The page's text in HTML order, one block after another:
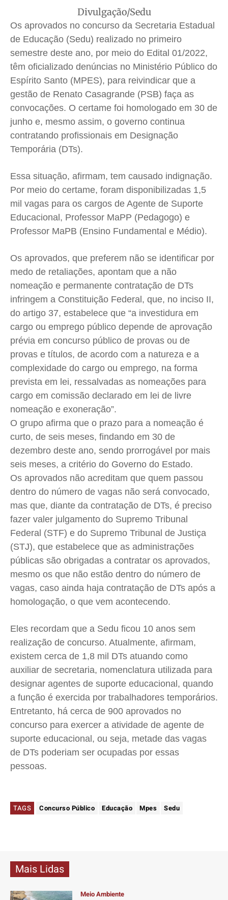
Contato
Anuncie
Privacidade
Contato
Anuncie
Privacidade
Contato
Anuncie
Privacidade
Contato
Anuncie
Privacidade
Divulgação/Sedu
Os aprovados no concurso da Secretaria Estadual
de Educação (Sedu) realizado no primeiro
semestre deste ano, por meio do Edital 01/2022,
têm oficializado denúncias no Ministério Público do
Espírito Santo (MPES), para reivindicar que a
gestão de Renato Casagrande (PSB) faça as
convocações. O certame foi homologado em 30 de
junho e, mesmo assim, o governo continua
contratando profissionais em Designação
Temporária (DTs).
Essa situação, afirmam, tem causado indignação.
Por meio do certame, foram disponibilizadas 1,5
mil vagas para os cargos de Agente de Suporte
Educacional, Professor MaPP (Pedagogo) e
Professor MaPB (Ensino Fundamental e Médio).
Os aprovados, que preferem não se identificar por
medo de retaliações, apontam que a não
nomeação e permanente contratação de DTs
infringem a Constituição Federal, que, no inciso II,
do artigo 37, estabelece que “a investidura em
cargo ou emprego público depende de aprovação
prévia em concurso público de provas ou de
provas e títulos, de acordo com a natureza e a
complexidade do cargo ou emprego, na forma
prevista em lei, ressalvadas as nomeações para
cargo em comissão declarado em lei de livre
nomeação e exoneração”.
O grupo afirma que o prazo para a nomeação é
curto, de seis meses, findando em 30 de
dezembro deste ano, sendo prorrogável por mais
seis meses, a critério do Governo do Estado.
Os aprovados não acreditam que quem passou
dentro do número de vagas não será convocado,
mas que, diante da contratação de DTs, é preciso
fazer valer julgamento do Supremo Tribunal
Federal (STF) e do Supremo Tribunal de Justiça
(STJ), que estabelece que as administrações
públicas são obrigadas a contratar os aprovados,
mesmo os que não estão dentro do número de
vagas, caso ainda haja contratação de DTs após a
homologação, o que vem acontecendo.
Eles recordam que a Sedu ficou 10 anos sem
realização de concurso. Atualmente, afirmam,
existem cerca de 1,8 mil DTs atuando como
auxiliar de secretaria, nomenclatura utilizada para
designar agentes de suporte educacional, quando
a função é exercida por trabalhadores temporários.
Entretanto, há cerca de 900 aprovados no
concurso para exercer a atividade de agente de
suporte educacional, ou seja, metade das vagas
de DTs poderiam ser ocupadas por essas
pessoas.
TAGS Concurso Público Educação Mpes Sedu
Mais Lidas
Meio Ambiente